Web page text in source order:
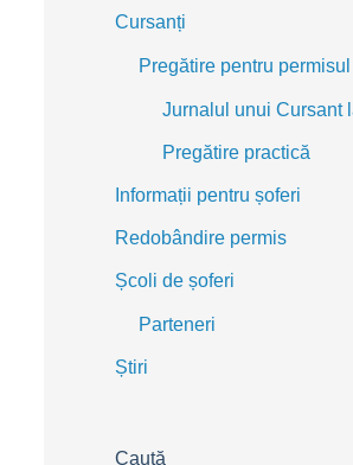
Cursanți
Pregătire pentru
Jurnalul unui Cursant
Pregătire practică
Informații pentru șoferi
Redobândire permis
Școli de șoferi
Parteneri
Știri
Caută